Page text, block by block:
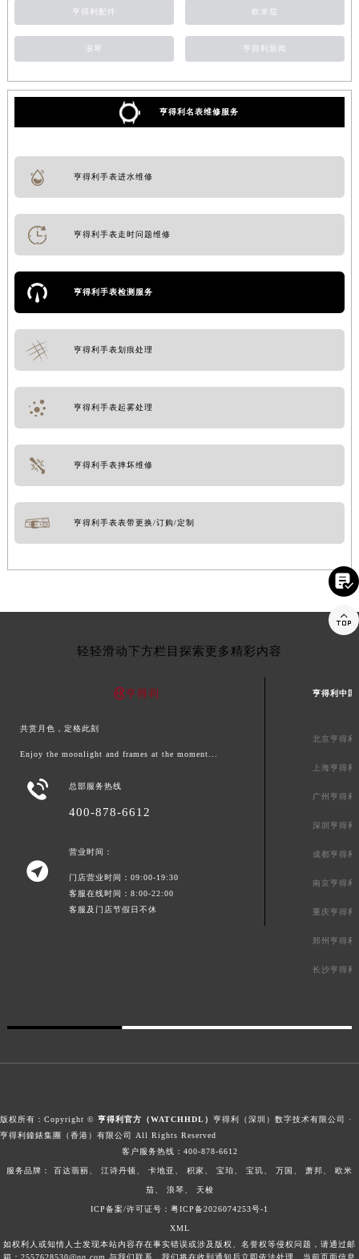
亨得利配件 欧米茄
浪琴 亨得利新闻
亨得利名表维修服务
亨得利手表进水维修
亨得利手表走时问题维修
亨得利手表检测服务
亨得利手表划痕处理
亨得利手表起雾处理
亨得利手表摔坏维修
亨得利手表表带更换/订购/定制
轻轻滑动下方栏目探索更多精彩内容
共赏月色，定格此刻
Enjoy the moonlight and frames at the moment...
 总部服务热线
400-878-6612

营业时间：
门店营业时间：09:00-19:30
客服在线时间：8:00-22:00
客服及门店节假日不休
亨得利中国
北京亨得利
上海亨得
广州亨得利
深圳亨得利
成都亨得利
南京亨得利
重庆亨得利
郑州亨得利
长沙亨得利
版权所有：Copyright © 亨得利官方（WATCHHDL） 亨得利（深圳）数字技术有限公司 ·
亨得利鐘錶集團（香港）有限公司 All Rights Reserved
客户服务热线： 400-878-6612
服务品牌： 百达翡丽、 江诗丹顿、 卡地亚、 积家、 宝珀、 宝玑、 万国、 萧邦、 欧米
茄、 浪琴、 天梭
ICP备案/许可证号：粤ICP备2026074253号-1
XML
如权利人或知情人士发现本站内容存在事实错误或涉及版权、名誉权等侵权问题，请通过邮

